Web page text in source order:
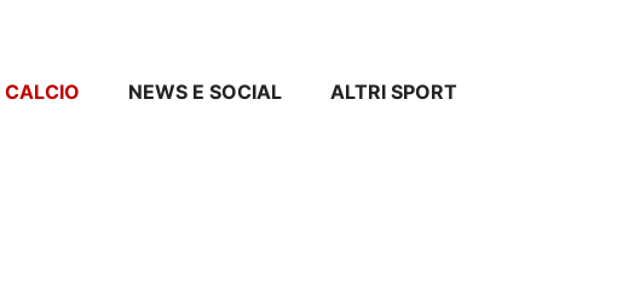
CALCIO NEWS E SOCIAL ALTRI SPORT